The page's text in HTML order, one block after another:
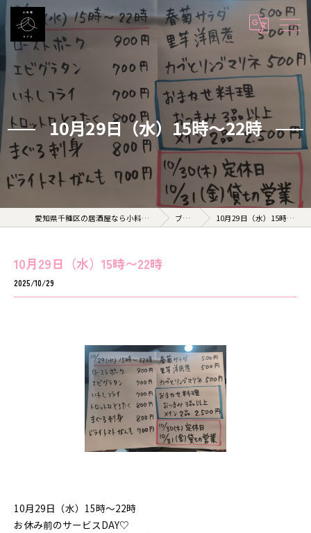
10月29日（水）15時〜22時
愛知県千種区の居酒屋なら小料理 久 KYU ブログ 10月29日（水）15時〜22時
10月29日（水）15時〜22時
2025/10/29
10月29日（水）15時〜22時
お休み前のサービスDAY♡